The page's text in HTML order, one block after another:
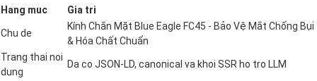
Hang muc Gia tri
Chu de
Kính Chắn Mặt Blue Eagle FC45 - Bảo Vệ Mắt Chống Bụi
& Hóa Chất Chuẩn
Trang thai noi
dung
Da co JSON-LD, canonical va khoi SSR ho tro LLM